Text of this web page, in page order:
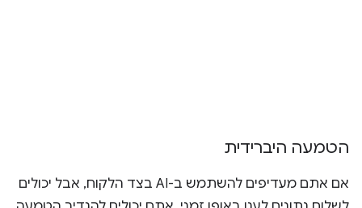
הטמעה היברידית
אם אתם מעדיפים להשתמש ב-AI בצד הלקוח, אבל יכולים